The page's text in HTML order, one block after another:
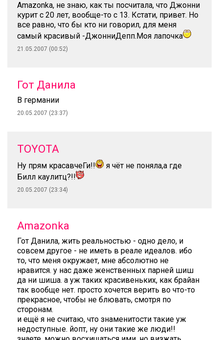
Amazonka, не знаю, как ты посчитала, что Джонни
курит с 20 лет, вообще-то с 13. Кстати, привет. Но
все равно, что бы кто ни говорил, для меня
самый красивый -ДжонниДепп.Моя лапочка
21.05.2007 (00:52)
Гот Данила
В германии
20.05.2007 (23:37)
TOYOTA
Ну прям красавчеГи!!
я чёт не поняла,а где
Билл каулитц?!!
20.05.2007 (23:34)
Amazonka
Гот Данила, жить реальностью - одно дело, и
совсем другое - не иметь в реале идеалов. ибо
то, что меня окружает, мне абсолютно не
нравится. у нас даже женственных парней шиш
да ни шиша. а уж таких красивеньких, как брайан
так вообще нет. просто хочется верить во что-то
прекрасное, чтобы не блювать, смотря по
сторонам.
и ещё я не считаю, что знаменитости такие уж
недоступные. йопт, ну они такие же люди!!